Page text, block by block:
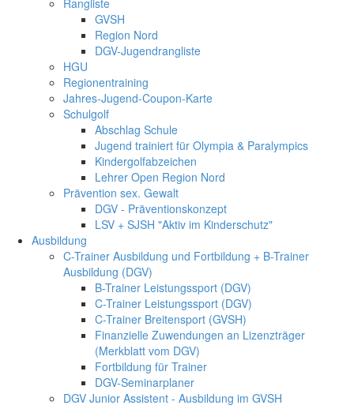
Rangliste
GVSH
Region Nord
DGV-Jugendrangliste
HGU
Regionentraining
Jahres-Jugend-Coupon-Karte
Schulgolf
Abschlag Schule
Jugend trainiert für Olympia & Paralympics
Kindergolfabzeichen
Lehrer Open Region Nord
Prävention sex. Gewalt
DGV - Präventionskonzept
LSV + SJSH "Aktiv im Kinderschutz"
Ausbildung
C-Trainer Ausbildung und Fortbildung + B-Trainer
Ausbildung (DGV)
B-Trainer Leistungssport (DGV)
C-Trainer Leistungssport (DGV)
C-Trainer Breitensport (GVSH)
Finanzielle Zuwendungen an Lizenzträger
(Merkblatt vom DGV)
Fortbildung für Trainer
DGV-Seminarplaner
DGV Junior Assistent - Ausbildung im GVSH